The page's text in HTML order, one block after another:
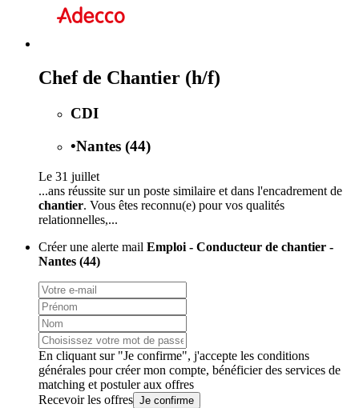
Chef de Chantier (h/f)
CDI
•Nantes (44)
Le 31 juillet
...ans réussite sur un poste similaire et dans l'encadrement de
chantier. Vous êtes reconnu(e) pour vos qualités
relationnelles,...
Créer une alerte mail Emploi - Conducteur de chantier -
Nantes (44)
En cliquant sur "Je confirme", j'accepte les conditions
générales pour créer mon compte, bénéficier des services de
matching et postuler aux offres
Recevoir les offres Je confirme